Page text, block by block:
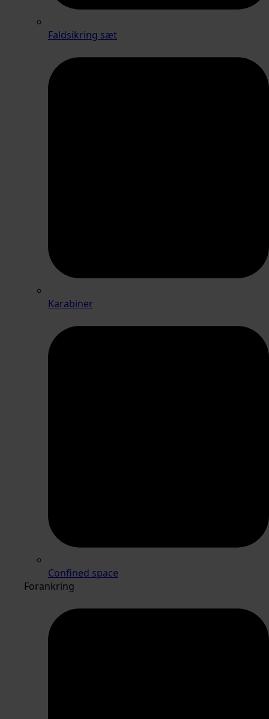
Faldsikring sæt
Karabiner
Confined space
Forankring